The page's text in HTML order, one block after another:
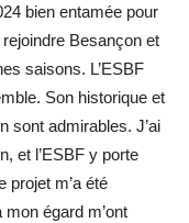
bien entamée pour
Besançon et
saisons. L’ESBF
Son historique et
sont admirables. J’ai
et l’ESBF y porte
projet m’a été
mon égard m’ont